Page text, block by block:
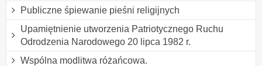
Publiczne śpiewanie pieśni religijnych
Upamiętnienie utworzenia Patriotycznego Ruchu
Odrodzenia Narodowego 20 lipca 1982 r.
Wspólna modlitwa różańcowa.